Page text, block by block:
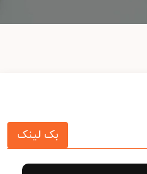
بک لینک